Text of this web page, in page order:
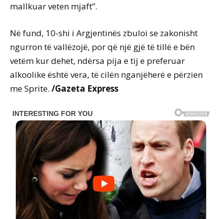
mallkuar veten mjaft”.
Në fund, 10-shi i Argjentinës zbuloi se zakonisht
ngurron të vallëzojë, por që një gjë të tillë e bën
vetëm kur dehet, ndërsa pija e tij e preferuar
alkoolike është vera, të cilën nganjëherë e përzien
me Sprite. /Gazeta Express